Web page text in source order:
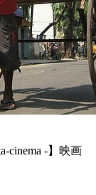
cinema -】映画